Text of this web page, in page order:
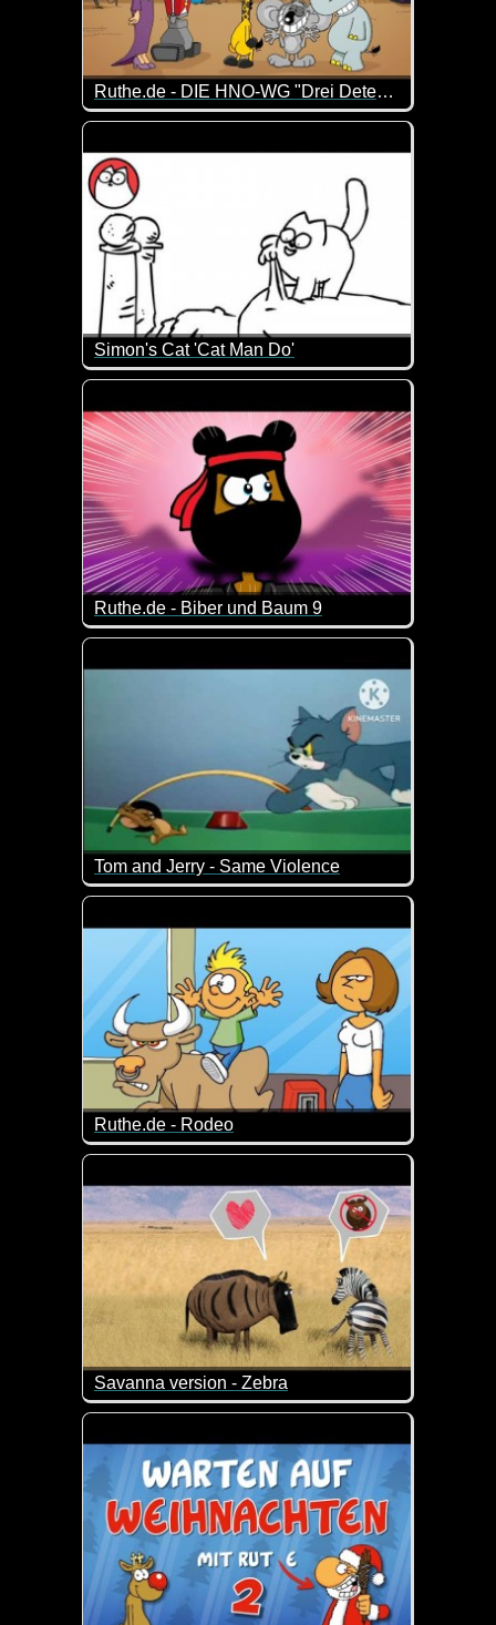
Ruthe.de - DIE HNO-WG "Drei Detektive und ein verschwundener Graf"
"Die HNO-WG" kennen wir ja bereits von
Simon's Cat 'Cat Man Do'
Das kennen wohl viele Katzenbesitzer. Wenn die
Ruthe.de - Biber und Baum 9
Es ist der Jahrhunderte alte Kampf "Nager gegen
Tom and Jerry - Same Violence
Wenn das nicht Nostalgie pur ist. Tom und Jerry in
Ruthe.de - Rodeo
Auch eine Art der Kindererziehung ;-)
Savanna version - Zebra
Bisschen verrückt, aber genau deshalb auch